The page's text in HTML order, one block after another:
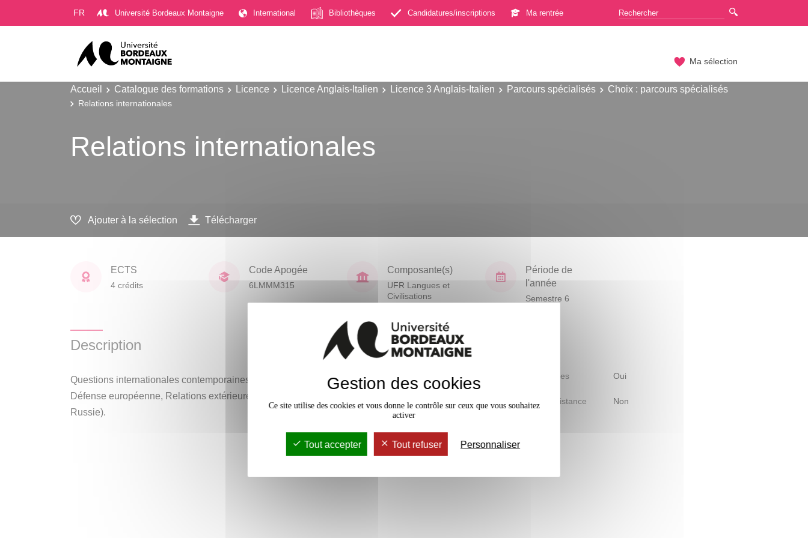
FR Université Bordeaux Montaigne International Bibliothèques Candidatures/inscriptions Ma rentrée
Ma sélection
Accueil Catalogue des formations Licence Licence Anglais-Italien Licence 3 Anglais-Italien Parcours spécialisés Choix : parcours spécialisés
Relations internationales
Relations internationales
Ajouter à la sélection Télécharger
ECTS
4 crédits
Code Apogée
6LMMM315
Composante(s)
UFR Langues et
Civilisations
Période de
l'année
Semestre 6
Description
Questions internationales contemporaines actualisées (ONU, rôle de l'OTAN,
Défense européenne, Relations extérieures de la Chine, des États-Unis, de la
Russie).
Mobilité d'études Oui
Accessible à distance Non
Gestion des cookies
Ce site utilise des cookies et vous donne le contrôle sur ceux que vous souhaitez
activer
Tout accepter Tout refuser Personnaliser